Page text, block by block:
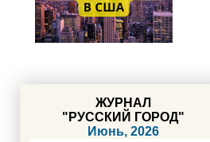
ЖУРНАЛ
"РУССКИЙ ГОРОД"
Июнь, 2026